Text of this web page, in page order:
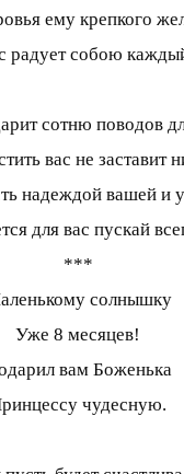
ему крепкого
радует собою
сотню поводов
вас не заставит
надеждой вашей и
для вас пускай
***
солнышку
Уже 8 месяцев!
вам Боженька
чудесную.